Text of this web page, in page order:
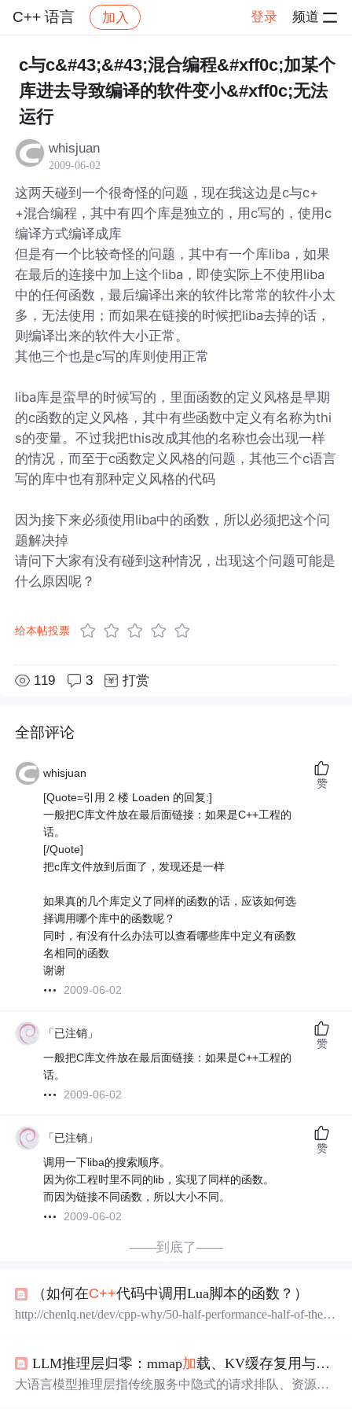
C++ 语言 加入 登录 频道
社区 C++ 语言 帖子详情
c与c&#43;&#43;混合编程&#xff0c;加某个
库进去导致编译的软件变小&#xff0c;无法
运行
whisjuan
2009-06-02
这两天碰到一个很奇怪的问题，现在我这边是c与c+
+混合编程，其中有四个库是独立的，用c写的，使用c
编译方式编译成库
但是有一个比较奇怪的问题，其中有一个库liba，如果
在最后的连接中加上这个liba，即使实际上不使用liba
中的任何函数，最后编译出来的软件比常常的软件小太
多，无法使用；而如果在链接的时候把liba去掉的话，
则编译出来的软件大小正常。
其他三个也是c写的库则使用正常
liba库是蛮早的时候写的，里面函数的定义风格是早期
的c函数的定义风格，其中有些函数中定义有名称为thi
s的变量。不过我把this改成其他的名称也会出现一样
的情况，而至于c函数定义风格的问题，其他三个c语言
写的库中也有那种定义风格的代码
因为接下来必须使用liba中的函数，所以必须把这个问
题解决掉
请问下大家有没有碰到这种情况，出现这个问题可能是
什么原因呢？
给本帖投票
119 3 打赏
全部评论
whisjuan
[Quote=引用 2 楼 Loaden 的回复:]
一般把C库文件放在最后面链接：如果是C++工程的
话。
[/Quote]
把c库文件放到后面了，发现还是一样
如果真的几个库定义了同样的函数的话，应该如何选
择调用哪个库中的函数呢？
同时，有没有什么办法可以查看哪些库中定义有函数
名相同的函数
谢谢
2009-06-02
赞
「已注销」
一般把C库文件放在最后面链接：如果是C++工程的
话。
2009-06-02
赞
「已注销」
调用一下liba的搜索顺序。
因为你工程时里不同的lib，实现了同样的函数。
而因为链接不同函数，所以大小不同。
2009-06-02
赞
——到底了——
（如何在C++代码中调用Lua脚本的函数？）
http://chenlq.net/dev/cpp-why/50-half-performance-half-of-the-fl
和Lua混合编程（如何在C++代码中调用Lua脚本的函
数？）
LLM推理层归零：mmap加载、KV缓存复用与中断调度实战
大语言模型推理层指传统服务中隐式的请求排队、资源调